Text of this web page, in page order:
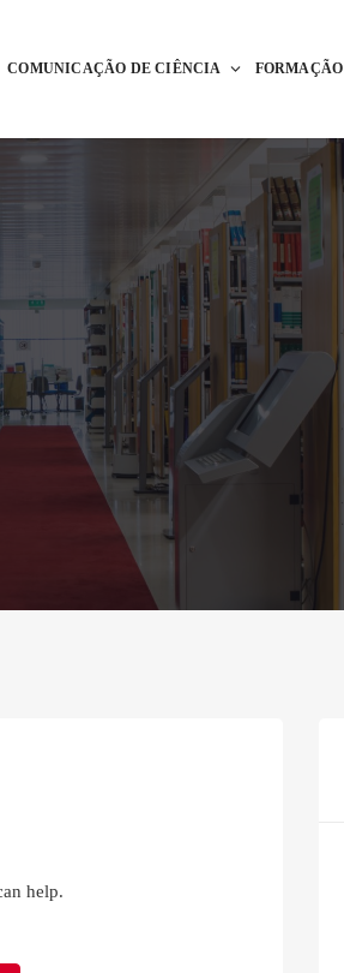
COMUNICAÇÃO DE CIÊNCIA FORMAÇÃO
help.